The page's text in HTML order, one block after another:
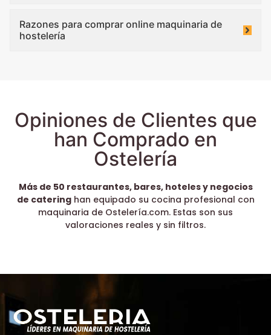
Razones para comprar online maquinaria de
hostelería
Opiniones de Clientes que
han Comprado en
Ostelería
Más de 50 restaurantes, bares, hoteles y negocios
de cateringhan equipado su cocina profesional con
maquinaria de Ostelería.com. Estas son sus
valoraciones reales y sin filtros.